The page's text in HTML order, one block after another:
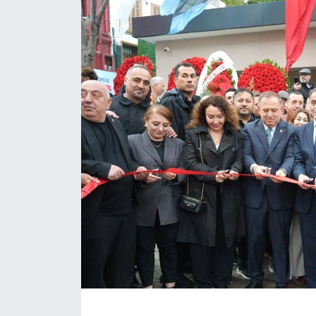
KÖŞE YAZILARI
KÖŞE YAZILARI (Arşiv)
KÜLTÜR SANAT
MAGAZİN
RÖPORTAJ
SARIYER HABERLERİ
SARIYER İMAR BARIŞI